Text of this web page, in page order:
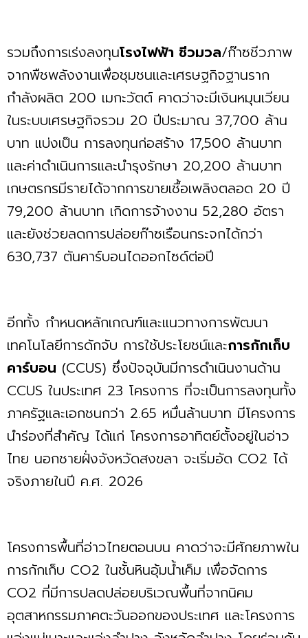
รวมถึงการเร่งลงทุนโรงไฟฟ้า ชีวมวล/ก๊าซชีวภาพ
จากพืชพลังงานเพื่อชุมชนและเศรษฐกิจฐานราก
กำลังผลิต 200 เมกะวัตต์ คาดว่าจะมีเงินหมุนเวียน
ในระบบเศรษฐกิจรวม 20 ปีประมาณ 37,700 ล้าน
บาท แบ่งเป็น การลงทุนก่อสร้าง 17,500 ล้านบาท
และค่าดำเนินการและนำรุงรักษา 20,200 ล้านบาท
เกษตรกรมีรายได้จากการขายเชื้อเพลิงตลอด 20 ปี
79,200 ล้านบาท เกิดการจ้างงาน 52,280 อัตรา
และยังช่วยลดการปล่อยก๊าซเรือนกระจกได้กว่า
630,737 ตันคาร์บอนไดออกไซด์ต่อปี
อีกทั้ง กำหนดหลักเกณฑ์และแนวทางการพัฒนา
เทคโนโลยีการดักจับ การใช้ประโยชน์และการกักเก็บ
คาร์บอน (CCUS) ซึ่งปัจจุบันมีการดำเนินงานด้าน
CCUS ในประเทศ 23 โครงการ ที่จะเป็นการลงทุนทั้ง
ภาครัฐและเอกชนกว่า 2.65 หมื่นล้านบาท มีโครงการ
นำร่องที่สำคัญ ได้แก่ โครงการอาทิตย์ตั้งอยู่ในอ่าว
ไทย นอกชายฝั่งจังหวัดสงขลา จะเริ่มอัด CO2 ได้
จริงภายในปี ค.ศ. 2026
โครงการพื้นที่อ่าวไทยตอนบน คาดว่าจะมีศักยภาพใน
การกักเก็บ CO2 ในชั้นหินอุ้มนํ้าเค็ม เพื่อจัดการ
CO2 ที่มีการปลดปล่อยบริเวณพื้นที่จากนิคม
อุตสาหกรรมภาคตะวันออกของประเทศ และโครงการ